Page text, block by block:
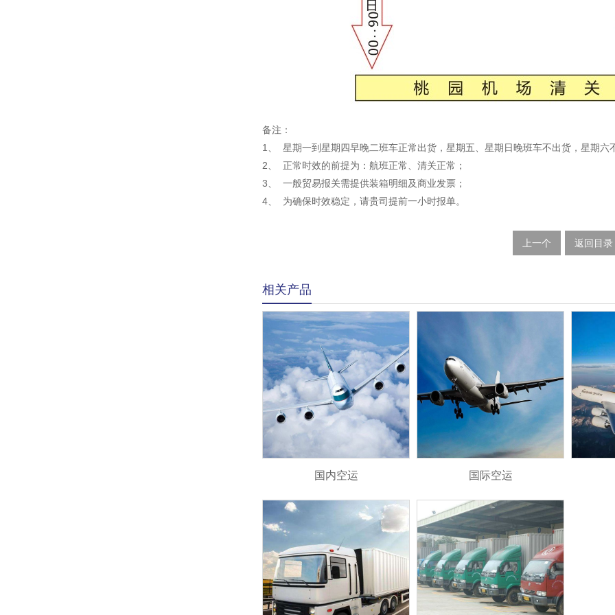
备注：
1、 星期一到星期四早晚二班车正常出货，星期五、星期日晚班车不出货，星期六
2、 正常时效的前提为：航班正常、清关正常；
3、 一般贸易报关需提供装箱明细及商业发票；
4、 为确保时效稳定，请贵司提前一小时报单。
上一个 返回目录
相关产品
国内空运 国际空运